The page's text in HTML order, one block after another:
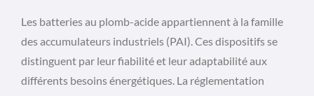
Les batteries au plomb-acide appartiennent à la famille
des accumulateurs industriels (PAI). Ces dispositifs se
distinguent par leur fiabilité et leur adaptabilité aux
différents besoins énergétiques. La réglementation